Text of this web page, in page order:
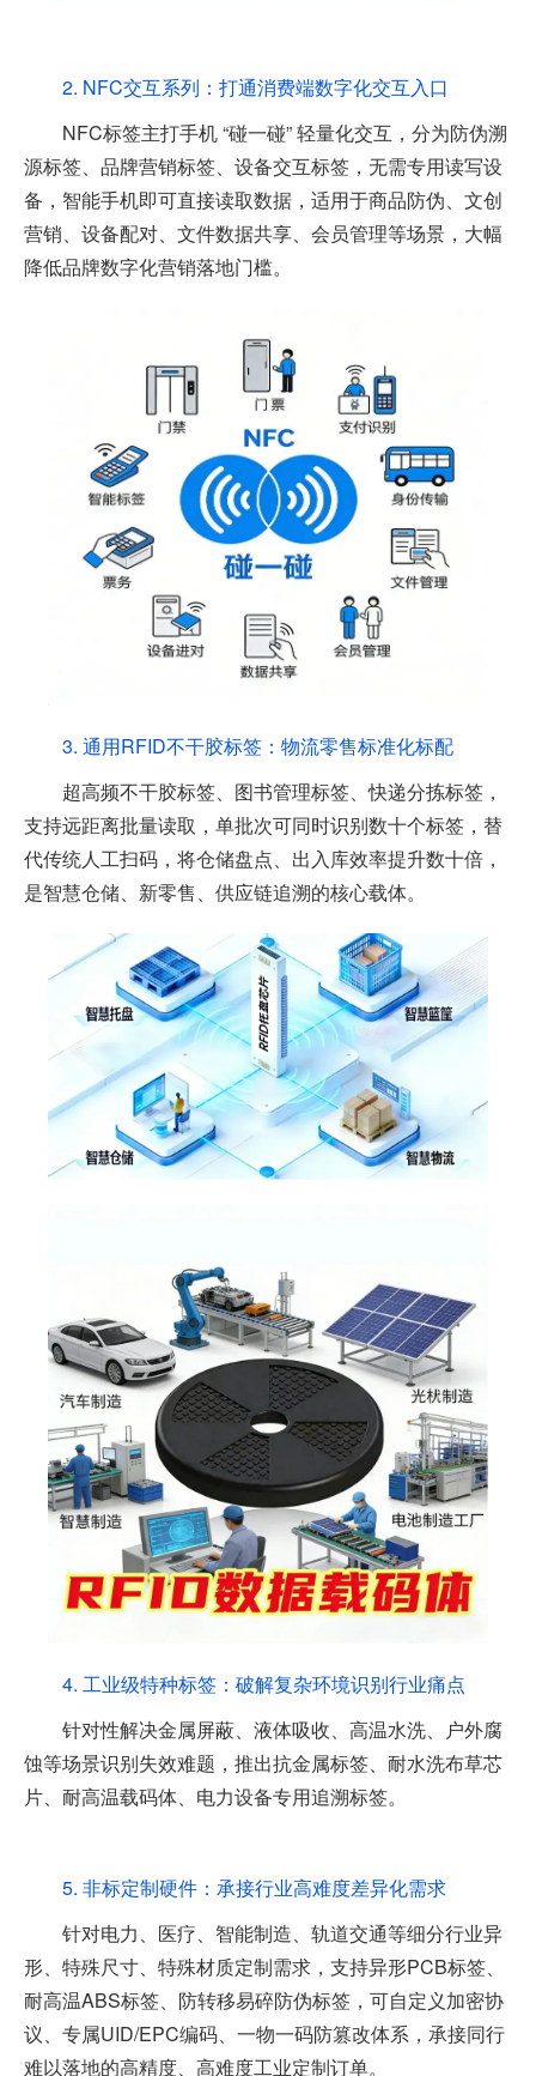
2. NFC交互系列：打通消费端数字化交互入口
NFC标签主打手机 “碰一碰” 轻量化交互，分为防伪溯
源标签、品牌营销标签、设备交互标签，无需专用读写设
备，智能手机即可直接读取数据，适用于商品防伪、文创
营销、设备配对、文件数据共享、会员管理等场景，大幅
降低品牌数字化营销落地门槛。
3. 通用RFID不干胶标签：物流零售标准化标配
超高频不干胶标签、图书管理标签、快递分拣标签，
支持远距离批量读取，单批次可同时识别数十个标签，替
代传统人工扫码，将仓储盘点、出入库效率提升数十倍，
是智慧仓储、新零售、供应链追溯的核心载体。
4. 工业级特种标签：破解复杂环境识别行业痛点
针对性解决金属屏蔽、液体吸收、高温水洗、户外腐
蚀等场景识别失效难题，推出抗金属标签、耐水洗布草芯
片、耐高温载码体、电力设备专用追溯标签。
5. 非标定制硬件：承接行业高难度差异化需求
针对电力、医疗、智能制造、轨道交通等细分行业异
形、特殊尺寸、特殊材质定制需求，支持异形PCB标签、
耐高温ABS标签、防转移易碎防伪标签，可自定义加密协
议、专属UID/EPC编码、一物一码防篡改体系，承接同行
难以落地的高精度、高难度工业定制订单。